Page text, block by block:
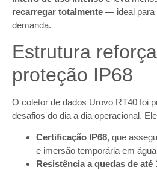
recarregar totalmente — ideal para
demanda.
Estrutura
proteção IP68
O coletor de dados Urovo RT40 foi
desafios do dia a dia operacional.
Certificação IP68, que
e imersão temporária em
Resistência a quedas de até